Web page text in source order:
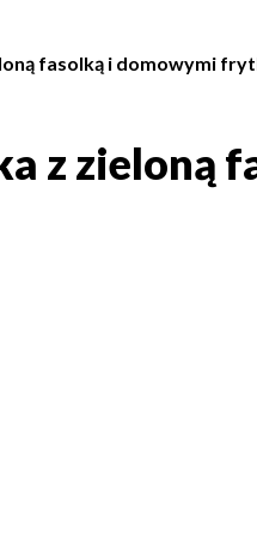
fasolką i domowymi
z
z zieloną